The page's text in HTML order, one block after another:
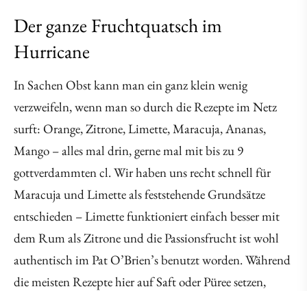
Der ganze Fruchtquatsch im
Hurricane
In Sachen Obst kann man ein ganz klein wenig
verzweifeln, wenn man so durch die Rezepte im Netz
surft: Orange, Zitrone, Limette, Maracuja, Ananas,
Mango – alles mal drin, gerne mal mit bis zu 9
gottverdammten cl. Wir haben uns recht schnell für
Maracuja und Limette als feststehende Grundsätze
entschieden – Limette funktioniert einfach besser mit
dem Rum als Zitrone und die Passionsfrucht ist wohl
authentisch im Pat O’Brien’s benutzt worden. Während
die meisten Rezepte hier auf Saft oder Püree setzen,